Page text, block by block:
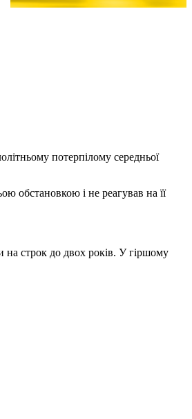
потерпілому середньої
обстановкою і не реагував на її
на строк до двох років. У гіршому